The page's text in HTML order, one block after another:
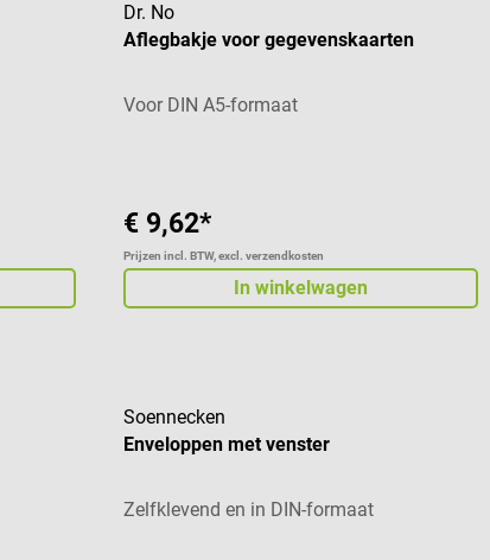
Dr. No
Aflegbakje voor gegevenskaarten
Voor DIN A5-formaat
€ 9,62*
Prijzen incl. BTW, excl. verzendkosten
In winkelwagen
Soennecken
Enveloppen met venster
Zelfklevend en in DIN-formaat